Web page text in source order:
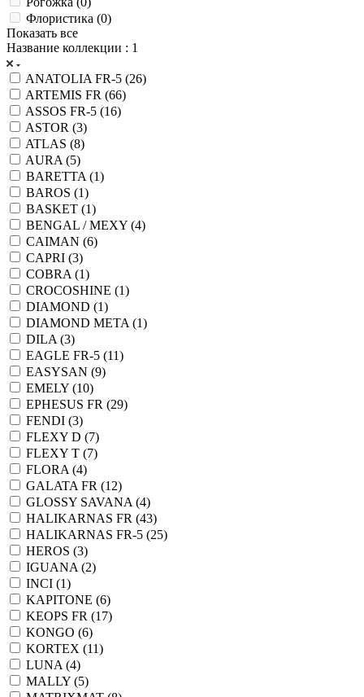
Флористика (0)
Показать все
Название коллекции : 1
ANATOLIA FR-5 (26)
ARTEMIS FR (66)
ASSOS FR-5 (16)
ASTOR (3)
ATLAS (8)
AURA (5)
BARETTA (1)
BAROS (1)
BASKET (1)
BENGAL / MEXY (4)
CAIMAN (6)
CAPRI (3)
COBRA (1)
CROCOSHINE (1)
DIAMOND (1)
DIAMOND META (1)
DILA (3)
EAGLE FR-5 (11)
EASYSAN (9)
EMELY (10)
EPHESUS FR (29)
FENDI (3)
FLEXY D (7)
FLEXY T (7)
FLORA (4)
GALATA FR (12)
GLOSSY SAVANA (4)
HALIKARNAS FR (43)
HALIKARNAS FR-5 (25)
HEROS (3)
IGUANA (2)
INCI (1)
KAPITONE (6)
KEOPS FR (17)
KONGO (6)
KORTEX (11)
LUNA (4)
MALLY (5)